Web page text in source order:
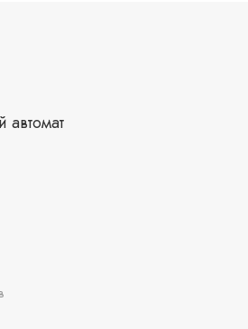
и коммерческих установок.